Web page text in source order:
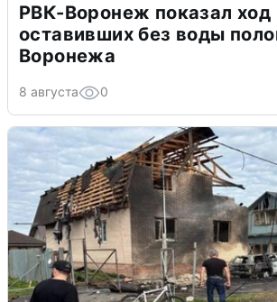
РВК-Воронеж показал ход
оставивших без воды
Воронежа
8 августа 0